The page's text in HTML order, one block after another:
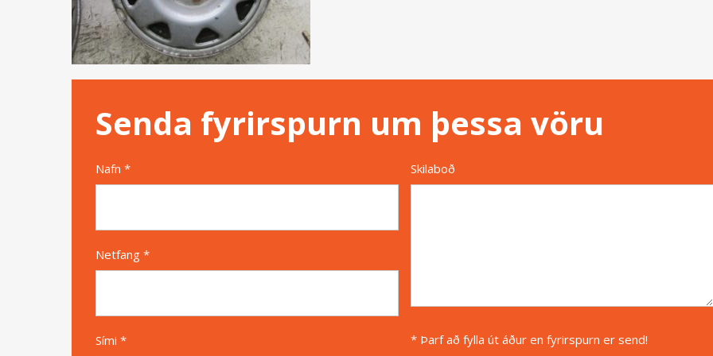
Senda fyrirspurn um þessa vöru
Nafn *
Netfang *
Sími *
Skilaboð
* Þarf að fylla út áður en fyrirspurn er send!